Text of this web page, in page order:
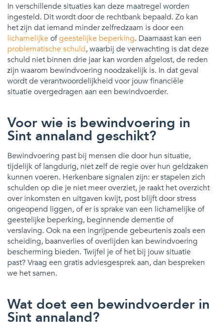
In verschillende situaties kan deze maatregel worden
ingesteld. Dit wordt door de rechtbank bepaald. Zo kan
het zijn dat iemand minder zelfredzaam is door een
lichamelijke ofgeestelijke beperking. Daarnaast kan een
problematische schuld, waarbij de verwachting is dat deze
schuld niet binnen drie jaar kan worden afgelost, de reden
zijn waarom bewindvoering noodzakelijk is. In dat geval
wordt de verantwoordelijkheid voor jouw financiële
situatie overgedragen aan een bewindvoerder.
Voor wie is bewindvoering in
Sint annaland geschikt?
Bewindvoering past bij mensen die door hun situatie,
tijdelijk of langdurig, niet zelf de regie over hun geldzaken
kunnen voeren. Herkenbare signalen zijn: er stapelen zich
schulden op die je niet meer overziet, je raakt het overzicht
over inkomsten en uitgaven kwijt, post blijft door stress
ongeopend liggen, of er is sprake van een lichamelijke of
geestelijke beperking, beginnende dementie of
verslaving. Ook na een ingrijpende gebeurtenis zoals een
scheiding, baanverlies of overlijden kan bewindvoering
bescherming bieden. Twijfel je of het bij jouw situatie
past? Vraag een gratis adviesgesprek aan, dan bespreken
we het samen.
Wat doet een bewindvoerder in
Sint annaland?